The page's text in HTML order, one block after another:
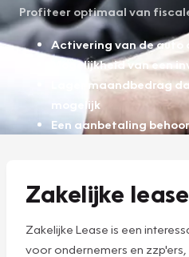
Profiteer optimaal van
Activering van de auto
Mogelijkheid van een
Lager maandbedrag
mogelijk
Een aanbetaling
Zakelijke lease
Zakelijke Lease is een
voor ondernemers en